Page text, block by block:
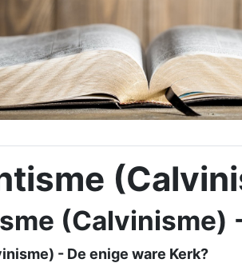
(Calvinisme)
- De enige ware Kerk?